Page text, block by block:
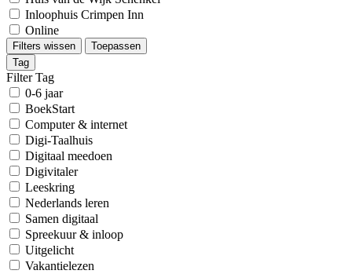
Inloophuis Crimpen Inn
Online
Filters wissen
Toepassen
Tag
Filter Tag
0-6 jaar
BoekStart
Computer & internet
Digi-Taalhuis
Digitaal meedoen
Digivitaler
Leeskring
Nederlands leren
Samen digitaal
Spreekuur & inloop
Uitgelicht
Vakantielezen